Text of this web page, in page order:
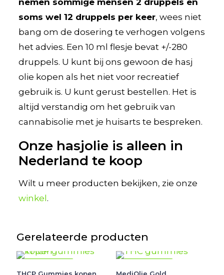
soms wel 12 druppels per keer, wees niet
bang om de dosering te verhogen volgens
het advies. Een 10 ml flesje bevat +/-280
druppels. U kunt bij ons gewoon de hasj
olie kopen als het niet voor recreatief
gebruik is. U kunt gerust bestellen. Het is
altijd verstandig om het gebruik van
cannabisolie met je huisarts te bespreken.
Onze hasjolie is alleen in
Nederland te koop
Wilt u meer producten bekijken, zie onze
winkel.
Gerelateerde producten
THCP Gummies kopen MediOlie Gold